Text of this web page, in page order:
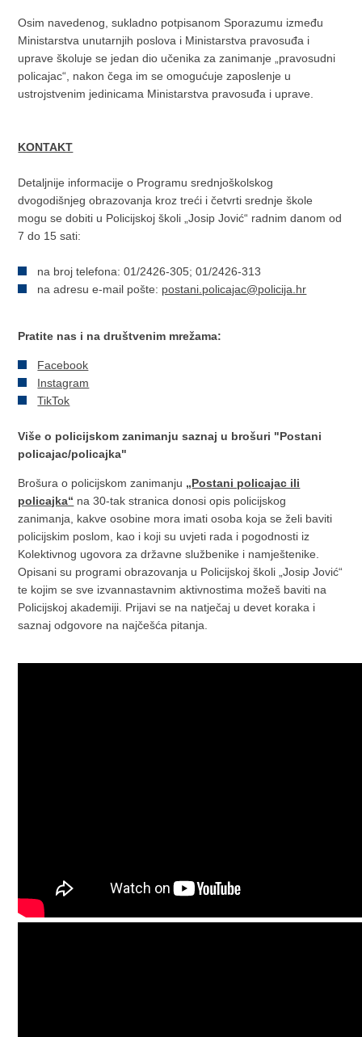
Osim navedenog, sukladno potpisanom Sporazumu između
Ministarstva unutarnjih poslova i Ministarstva pravosuđa i
uprave školuje se jedan dio učenika za zanimanje „pravosudni
policajac“, nakon čega im se omogućuje zaposlenje u
ustrojstvenim jedinicama Ministarstva pravosuđa i uprave.
KONTAKT
Detaljnije informacije o Programu srednjoškolskog
dvogodišnjeg obrazovanja kroz treći i četvrti srednje škole
mogu se dobiti u Policijskoj školi „Josip Jović“ radnim danom od
7 do 15 sati:
na broj telefona: 01/2426-305; 01/2426-313
na adresu e-mail pošte: postani.policajac@policija.hr
Pratite nas i na društvenim mrežama:
Facebook
Instagram
TikTok
Više o policijskom zanimanju saznaj u brošuri "Postani
policajac/policajka"
Brošura o policijskom zanimanju „Postani policajac ili
policajka“ na 30-tak stranica donosi opis policijskog
zanimanja, kakve osobine mora imati osoba koja se želi baviti
policijskim poslom, kao i koji su uvjeti rada i pogodnosti iz
Kolektivnog ugovora za državne službenike i namještenike.
Opisani su programi obrazovanja u Policijskoj školi „Josip Jović“
te kojim se sve izvannastavnim aktivnostima možeš baviti na
Policijskoj akademiji. Prijavi se na natječaj u devet koraka i
saznaj odgovore na najčešća pitanja.